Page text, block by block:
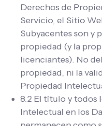
Derechos de
Servicio, el Sitio
Subyacentes son y
propiedad (y la
licenciantes). No
propiedad, ni la
Propiedad
8.2 El título y todos
Intelectual en los